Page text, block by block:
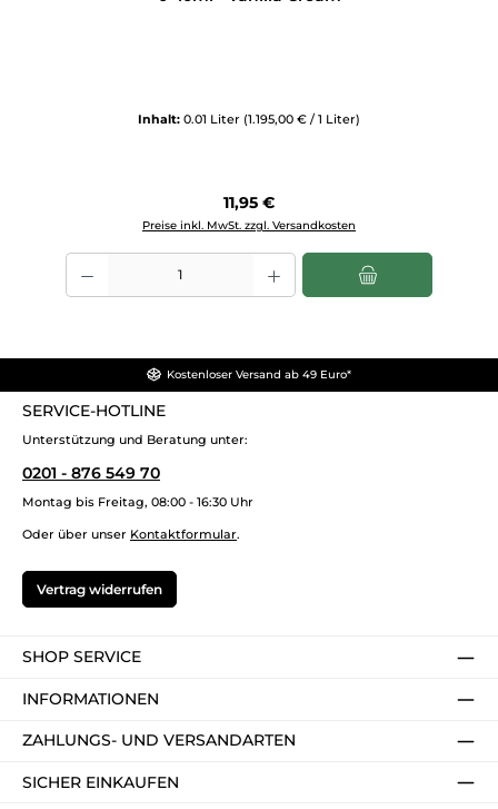
Inhalt: 0.01 Liter (1.195,00 € / 1 Liter)
Regulärer Preis:
11,95 €
Preise inkl. MwSt. zzgl. Versandkosten
Produkt Anzahl: Gib den gewünschten Wert ein oder benutze die
Kostenloser Versand ab 49 Euro*
SERVICE-HOTLINE
Unterstützung und Beratung unter:
0201 - 876 549 70
Montag bis Freitag, 08:00 - 16:30 Uhr
Oder über unser Kontaktformular.
Vertrag widerrufen
SHOP SERVICE
INFORMATIONEN
ZAHLUNGS- UND VERSANDARTEN
SICHER EINKAUFEN